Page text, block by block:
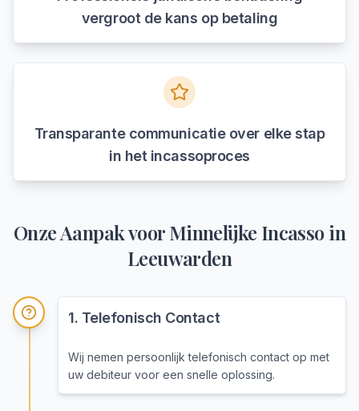
vergroot de kans op betaling
Transparante communicatie over elke stap
in het incassoproces
Onze Aanpak voorMinnelijke Incassoin
Leeuwarden
1. Telefonisch Contact
Wij nemen persoonlijk telefonisch contact op met
uw debiteur voor een snelle oplossing.